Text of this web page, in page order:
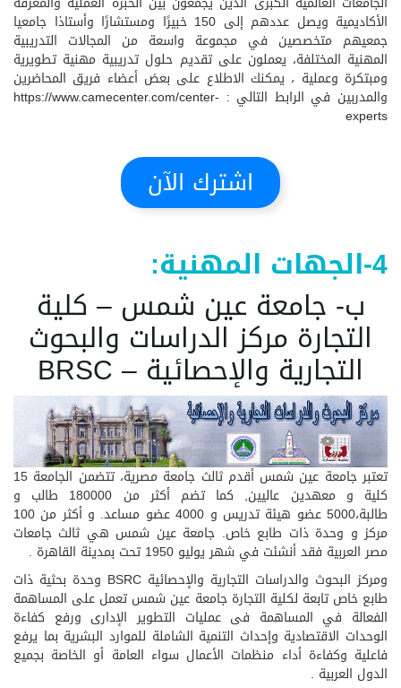
الأكاديمية ويصل عددهم إلى 150 خبيرًا ومستشارًا وأستاذا جامعيا
جمعيهم متخصصين في مجموعة واسعة من المجالات التدريبية
المهنية المختلفة، يعملون على تقديم حلول تدريبية مهنية تطويرية
ومبتكرة وعملية ، يمكنك الاطلاع على بعض أعضاء فريق المحاضرين
والمدربين في الرابط التالي : https://www.camecenter.com/center-
experts
اشترك الآن
4-الجهات المهنية:
ب- جامعة عين شمس – كلية
التجارة مركز الدراسات والبحوث
التجارية والإحصائية – BRSC
تعتبر جامعة عين شمس أقدم ثالث جامعة مصرية، تتضمن الجامعة 15
كلية و معهدين عاليين, كما تضم أكثر من 180000 طالب و
طالبة،5000 عضو هيئة تدريس و 4000 عضو مساعد. و أكثر من 100
مركز و وحدة ذات طابع خاص. جامعة عين شمس هي ثالث جامعات
مصر العربية فقد أنشئت في شهر يوليو 1950 تحت بمدينة القاهرة .
ومركز البحوث والدراسات التجارية والإحصائية BSRC وحدة بحثية ذات
طابع خاص تابعة لكلية التجارة جامعة عين شمس تعمل على المساهمة
الفعالة في المساهمة فى عمليات التطوير الإدارى ورفع كفاءة
الوحدات الاقتصادية وإحداث التنمية الشاملة للموارد البشرية بما يرفع
فاعلية وكفاءة أداء منظمات الأعمال سواء العامة أو الخاصة بجميع
الدول العربية .